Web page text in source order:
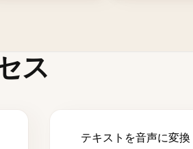
ス
テキストを音声に変換